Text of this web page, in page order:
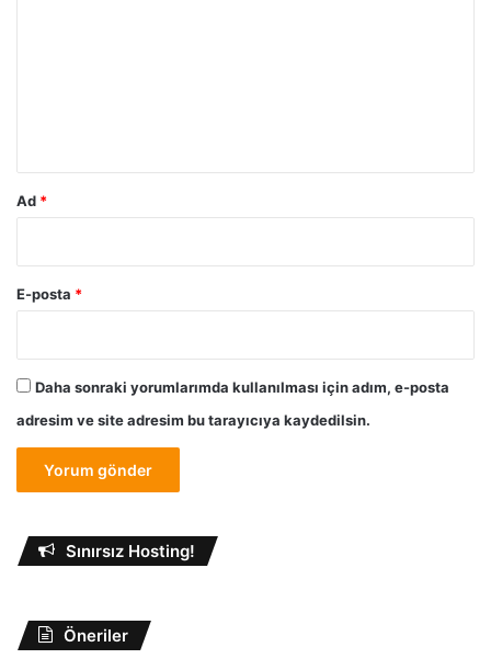
Ad *
E-posta *
Daha sonraki yorumlarımda kullanılması için adım, e-posta
adresim ve site adresim bu tarayıcıya kaydedilsin.
Sınırsız Hosting!
Öneriler